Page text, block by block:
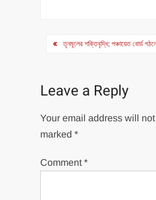
Post
তৃনমূলের শক্তিবৃদ্ধি; পঞ্চায়েত বোর্ড
Leave a Reply
Your email address will
marked*
Comment*